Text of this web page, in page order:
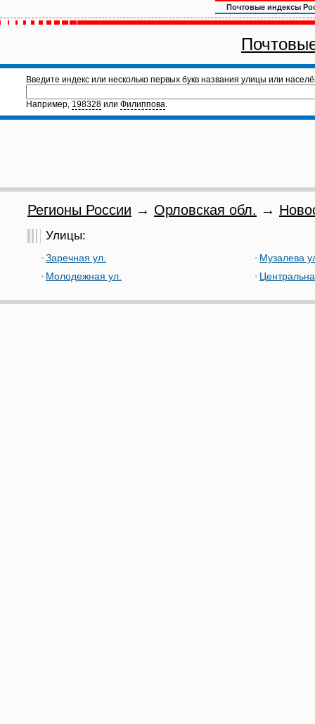
Почтовые индексы
Введите индекс или несколько первых букв названия улицы или
Например, 198328 или Филиппова.
Регионы России → Орловская обл. →
Улицы:
Заречная ул.
Молодежная ул.
Музалева